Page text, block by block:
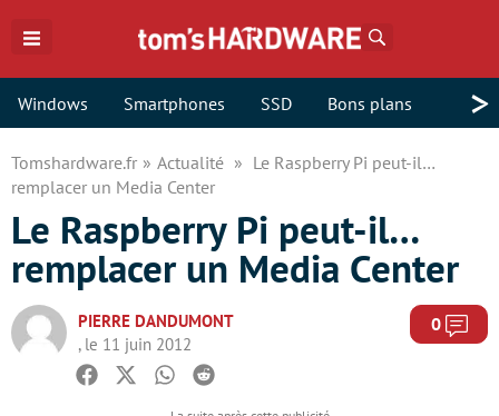
Windows Smartphones SSD Bons plans >
Tomshardware.fr Actualité
Le Raspberry Pi peut-il…
remplacer un Media Center
Le Raspberry Pi peut-il…
remplacer un Media Center
PIERRE DANDUMONT
, le 11 juin 2012
0
Facebook
TwitterWhatsapp
Reddit